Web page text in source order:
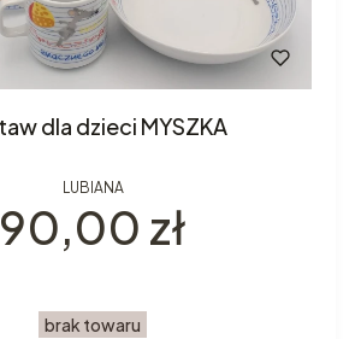
Zestaw dla dzieci MYSZKA
LUBIANA
Cena
90,00 zł
brak towaru